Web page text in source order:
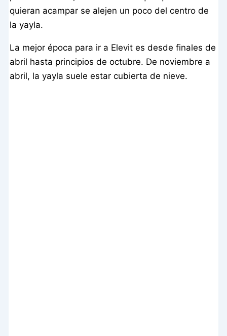
quieran acampar se alejen un poco del centro de
la yayla.
La mejor época para ir a Elevit es desde finales de
abril hasta principios de octubre. De noviembre a
abril, la yayla suele estar cubierta de nieve.